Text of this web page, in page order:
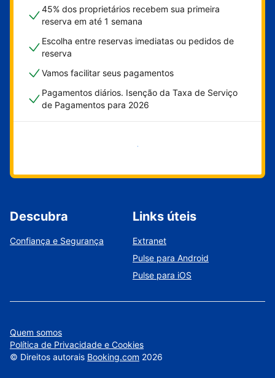
45% dos proprietários recebem sua primeira
reserva em até 1 semana
Escolha entre reservas imediatas ou pedidos de
reserva
Vamos facilitar seus pagamentos
Pagamentos diários. Isenção da Taxa de Serviço
de Pagamentos para 2026
Comece agora
Descubra
Confiança e Segurança
Links úteis
Extranet
Pulse para Android
Pulse para iOS
Quem somos
Política de Privacidade e Cookies
© Direitos autorais Booking.com 2026